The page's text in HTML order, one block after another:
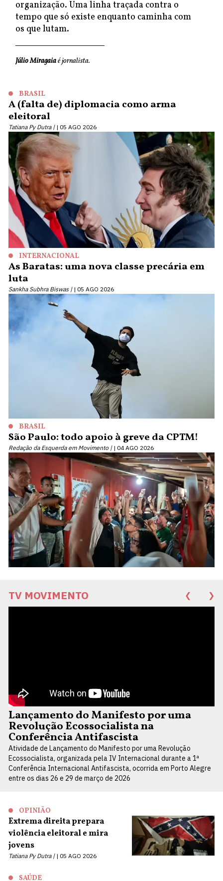
organização. Uma linha traçada contra o
tempo que só existe enquanto caminha com
os que lutam.
Júlio Miragaiaé jornalista.
BRASIL
A (falta de) diplomacia como arma
eleitoral
Tatiana Py Dutra | 05 AGO 2026
INTERNACIONAL
As Baratas: uma nova classe precária em
luta
Sankha Subhra Biswas | 05 AGO 2026
BRASIL
São Paulo: todo apoio à greve da CPTM!
Redação da Esquerda em Movimento | 04 AGO 2026
TV MOVIMENTO ❮ ❯
Lançamento do Manifesto por uma
Revolução Ecossocialista na
Conferência Antifascista
Atividade de Lançamento do Manifesto por uma Revolução
Ecossocialista, organizada pela IV Internacional durante a 1ª
Conferência Internacional Antifascista, ocorrida em Porto Alegre
entre os dias 26 e 29 de março de 2026
OPINIÃO
Extrema direita prepara
violência eleitoral e mira
jovens
Tatiana Py Dutra | 05 AGO 2026
SAÚDE